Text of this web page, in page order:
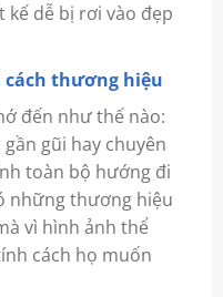
dễ bị rơi vào đẹp
thương hiệu
đến như thế nào:
gũi hay chuyên
toàn bộ hướng đi
những thương hiệu
vì hình ảnh thể
cách họ muốn